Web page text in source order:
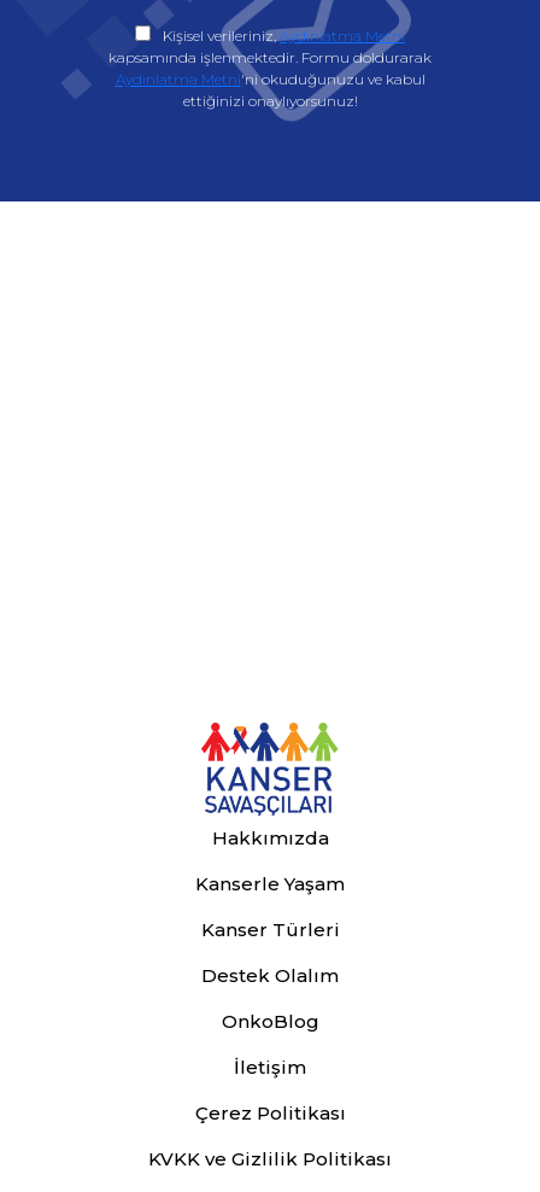
Kişisel verileriniz, Aydınlatma Metni
kapsamında işlenmektedir. Formu doldurarak
Aydınlatma Metni'ni okuduğunuzu ve kabul
ettiğinizi onaylıyorsunuz!
Hakkımızda
Kanserle Yaşam
Kanser Türleri
Destek Olalım
OnkoBlog
İletişim
Çerez Politikası
KVKK ve Gizlilik Politikası